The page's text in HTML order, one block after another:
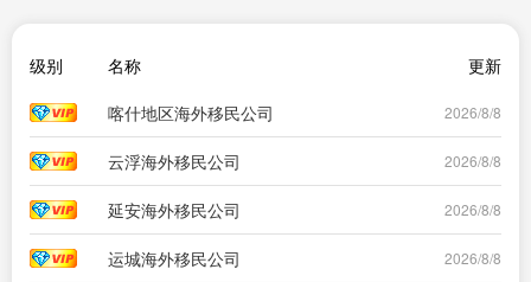
级别 名称
更新
喀什地区海外移民公司
2026/8/8
云浮海外移民公司 2026/8/8
延安海外移民公司 2026/8/8
运城海外移民公司 2026/8/8